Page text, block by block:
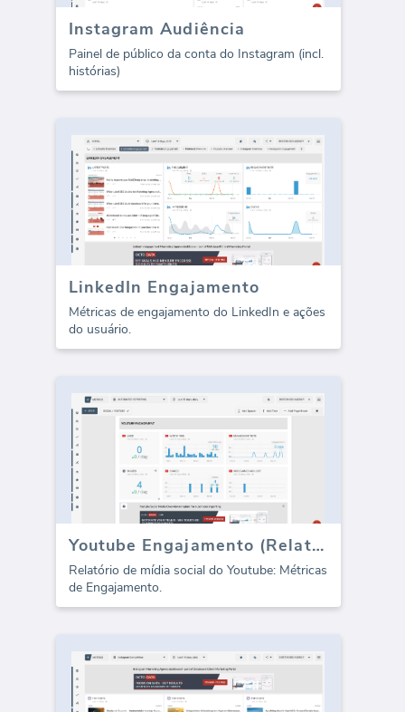
Instagram Audiência
Painel de público da conta do Instagram (incl.
histórias)
LinkedIn Engajamento
Métricas de engajamento do LinkedIn e ações
do usuário.
Youtube Engajamento (Relatório)
Relatório de mídia social do Youtube: Métricas
de Engajamento.